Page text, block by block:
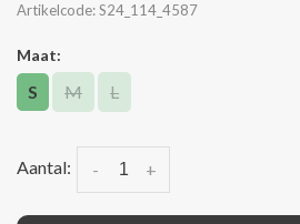
Artikelcode:S24_114_4587
Maat:
S M L
Aantal: +
-